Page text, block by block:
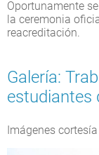
Oportunamente
la ceremonia
reacreditación.
Galería:
estudiantes
Imágenes